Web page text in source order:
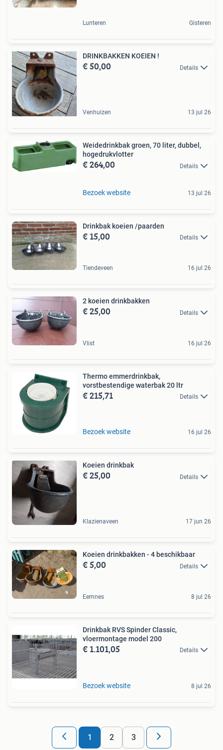
Lunteren Gisteren
DRINKBAKKEN KOEIEN !
€ 50,00 Details
Venhuizen 13 jul 26
Weidedrinkbak groen, 70 liter, dubbel,
hogedrukvlotter
€ 264,00 Details
Bezoek website 13 jul 26
Drinkbak koeien /paarden
€ 15,00 Details
Tiendeveen 16 jul 26
2 koeien drinkbakken
€ 25,00 Details
Vlist 16 jul 26
Thermo emmerdrinkbak,
vorstbestendige waterbak 20 ltr
€ 215,71 Details
Bezoek website 16 jul 26
Koeien drinkbak
€ 25,00 Details
Klazienaveen 17 jun 26
Koeien drinkbakken - 4 beschikbaar
€ 5,00 Details
Eemnes 8 jul 26
Drinkbak RVS Spinder Classic,
vloermontage model 200
€ 1.101,05 Details
Bezoek website 8 jul 26
1 2 3